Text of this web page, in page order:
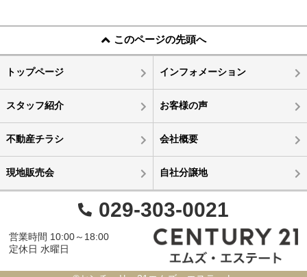
このページの先頭へ
トップページ インフォメーション
スタッフ紹介 お客様の声
不動産チラシ 会社概要
現地販売会 自社分譲地
029-303-0021
営業時間 10:00～18:00
定休日 水曜日